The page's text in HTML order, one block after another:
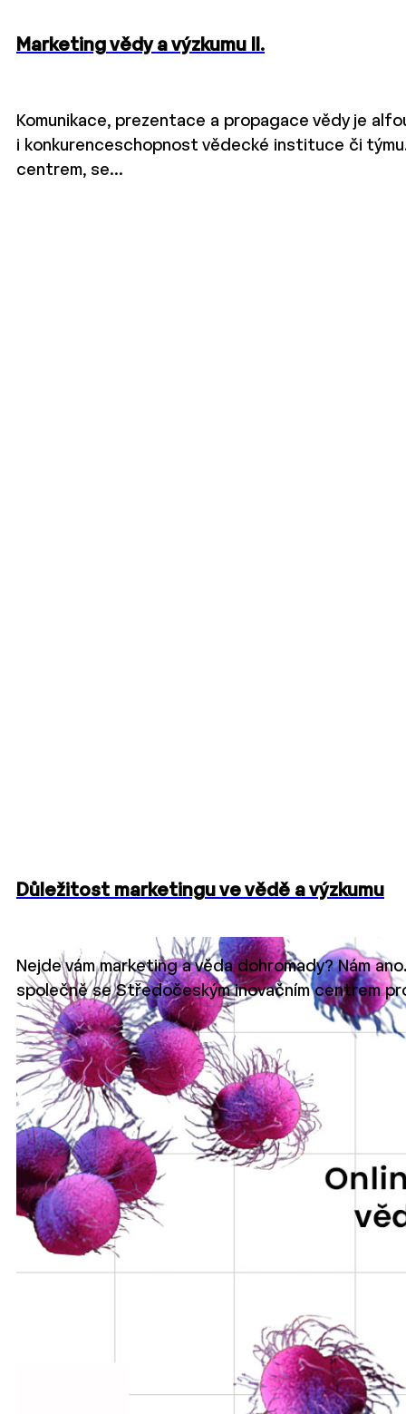
Marketing vědy a výzkumu II.
Komunikace, prezentace a propagace vědy je
i konkurenceschopnost vědecké instituce či
centrem, se…
Důležitost marketingu ve vědě a výzkumu
Nejde vám marketing a věda dohromady? Nám
společně se Středočeským inovačním centrem